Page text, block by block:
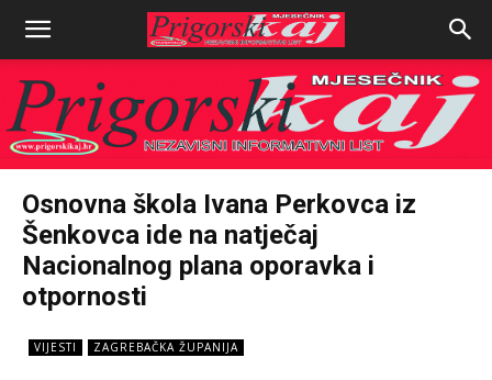
Osnovna škola Ivana Perkovca iz
Šenkovca ide na natječaj
Nacionalnog plana oporavka i
otpornosti
VIJESTI ZAGREBAČKA ŽUPANIJA